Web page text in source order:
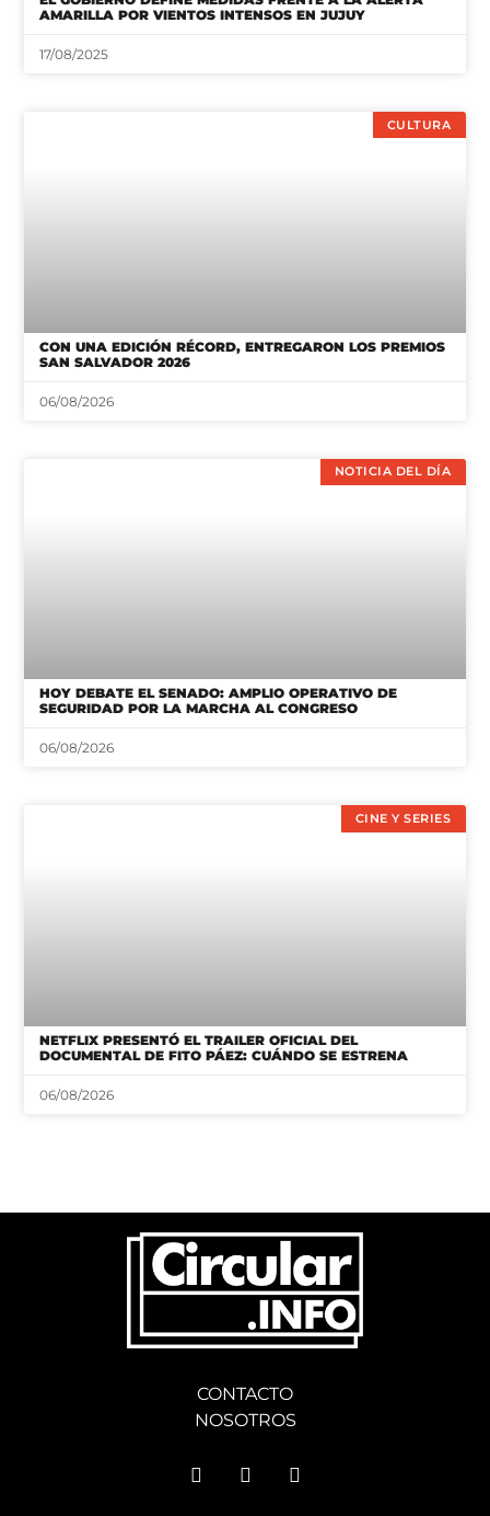
AMARILLA POR VIENTOS INTENSOS EN JUJUY
17/08/2025
CULTURA
CON UNA EDICIÓN RÉCORD, ENTREGARON LOS PREMIOS
SAN SALVADOR 2026
06/08/2026
NOTICIA DEL DÍA
HOY DEBATE EL SENADO: AMPLIO OPERATIVO DE
SEGURIDAD POR LA MARCHA AL CONGRESO
06/08/2026
CINE Y SERIES
NETFLIX PRESENTÓ EL TRAILER OFICIAL DEL
DOCUMENTAL DE FITO PÁEZ: CUÁNDO SE ESTRENA
06/08/2026
CONTACTO
NOSOTROS